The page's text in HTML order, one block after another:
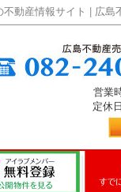
動産情報サイト | 広島
営業
定休